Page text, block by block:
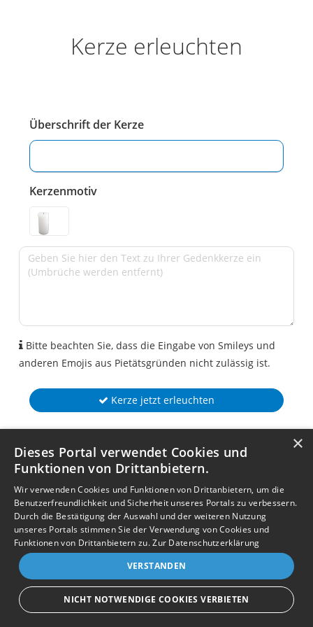
Kerze erleuchten
Überschrift der Kerze
Kerzenmotiv
Bitte beachten Sie, dass die Eingabe von Smileys und
anderen Emojis aus Pietätsgründen nicht zulässig ist.
Kerze jetzt erleuchten
×
Dieses Portal verwendet Cookies und
Funktionen von Drittanbietern.
Wir verwenden Cookies und Funktionen von Drittanbietern, um die
Benutzerfreundlichkeit und Sicherheit unseres Portals zu verbessern.
Durch die Bestätigung der Auswahl und der weiteren Nutzung
unseres Portals stimmen Sie der Verwendung von Cookies und
Funktionen von Drittanbietern zu.Zur Datenschutzerklärung
VERSTANDEN
NICHT NOTWENDIGE COOKIES VERBIETEN